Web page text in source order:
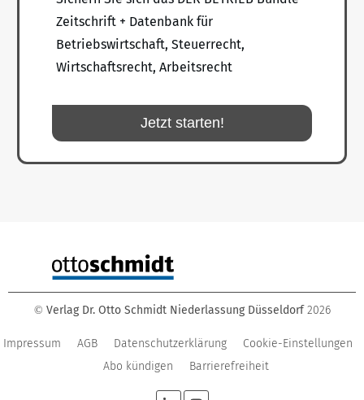
Zeitschrift + Datenbank für
Betriebswirtschaft, Steuerrecht,
Wirtschaftsrecht, Arbeitsrecht
Jetzt starten!
© Verlag Dr. Otto Schmidt Niederlassung Düsseldorf 2026
Impressum AGB Datenschutzerklärung
Cookie-Einstellungen
Abo kündigen
Barrierefreiheit